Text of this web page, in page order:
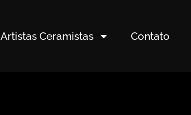
Artistas Ceramistas Contato